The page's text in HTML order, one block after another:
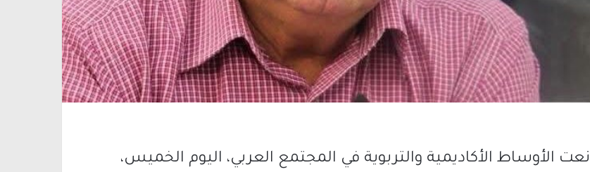
نعت الأوساط الأكاديمية والتربوية في المجتمع العربي، اليوم الخميس،